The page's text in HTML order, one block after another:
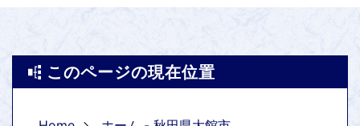
このページの現在位置